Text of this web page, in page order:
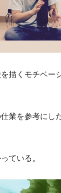
描くモチベー
業を参考にし
ている。